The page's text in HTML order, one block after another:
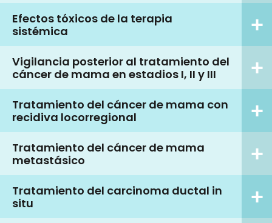
Efectos tóxicos de la terapia
sistémica
Vigilancia posterior al tratamiento del
cáncer de mama en estadios I, II y III
Tratamiento del cáncer de mama con
recidiva locorregional
Tratamiento del cáncer de mama
metastásico
Tratamiento del carcinoma ductal in
situ